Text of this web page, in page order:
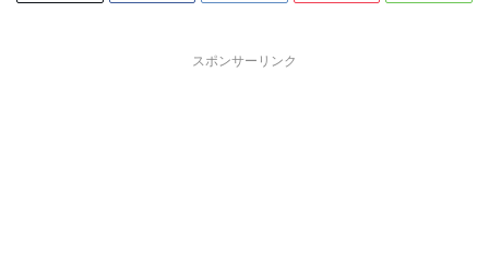
スポンサーリンク